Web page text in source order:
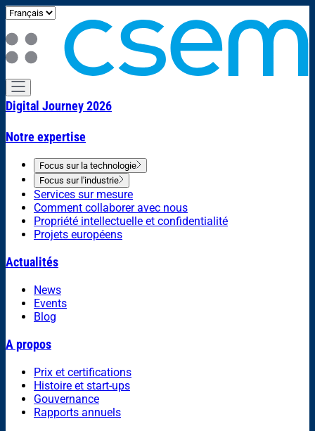
Digital Journey 2026
Notre expertise
Focus sur la technologie
Focus sur l'industrie
Services sur mesure
Comment collaborer avec nous
Propriété intellectuelle et confidentialité
Projets européens
Actualités
News
Events
Blog
A propos
Prix et certifications
Histoire et start-ups
Gouvernance
Rapports annuels